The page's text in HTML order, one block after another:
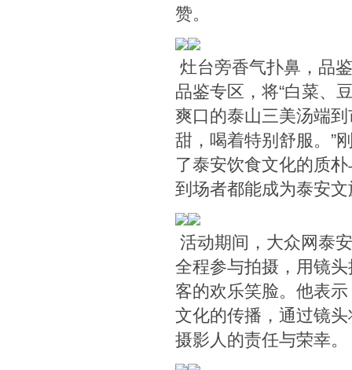
赞。
灶台旁香气扑鼻，品
品鉴专区，将“白菜、
爽口的泰山三美汤端
甜，喝着特别舒服。”
了泰安饮食文化的质
到场者都能成为泰安
活动期间，大众网泰
全程参与拍摄，用镜
客的欢乐笑脸。他表
文化的传播，通过镜
摄影人的责任与荣幸。